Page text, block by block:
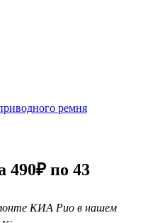
ремня
по 43
КИА Рио в нашем